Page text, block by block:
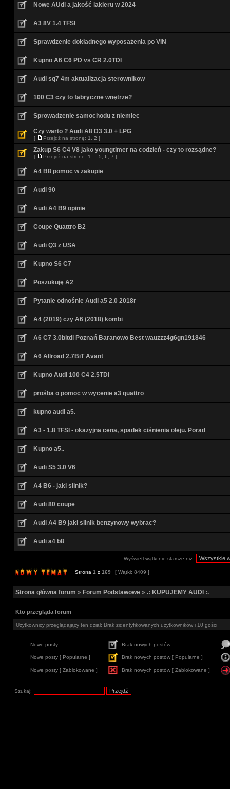
Nowe AUdi a jakość lakieru w 2024
A3 8V 1.4 TFSI
Sprawdzenie dokładnego wyposażenia po VIN
Kupno A6 C6 PD vs CR 2.0TDI
Audi sq7 4m aktualizacja sterownikow
100 C3 czy to fabryczne wnętrze?
Sprowadzenie samochodu z niemiec
Czy warto ? Audi A8 D3 3.0 + LPG
[ Przejdź na stronę: 1 2 ]
Zakup S6 C4 V8 jako youngtimer na codzień - czy to rozsądne?
[ Przejdź na stronę: 1 5 6 7 ]
A4 B8 pomoc w zakupie
Audi 90
Audi A4 B9 opinie
Coupe Quattro B2
Audi Q3 z USA
Kupno S6 C7
Poszukuję A2
Pytanie odnośnie Audi a5 2.0 2018r
A4 (2019) czy A6 (2018) kombi
A6 C7 3.0bitdi Poznań Baranowo Best wauzzz4g6gn191846
A6 Allroad 2.7BiT Avant
Kupno Audi 100 C4 2.5TDI
prośba o pomoc w wycenie a3 quattro
kupno audi a5.
A3 - 1.8 TFSI - okazyjna cena, spadek ciśnienia oleju. Porad
Kupno a5..
Audi S5 3.0 V6
A4 B6 - jaki silnik?
Audi 80 coupe
Audi A4 B9 jaki silnik benzynowy wybrac?
Audi a4 b8
Wyświetl wątki nie starsze niż:
Strona 1 z 169 [ Wątki: 8409 ]
Strona główna forum » Forum Podstawowe » .: KUPUJEMY AUDI :.
Kto przegląda forum
Użytkownicy przeglądający ten dział: Brak zidentyfikowanych użytkowników i 10 gości
Nowe posty Brak nowych postów
Nowe posty [ Popularne ] Brak nowych postów [ Popularne ]
Nowe posty [ Zablokowane ] Brak nowych postów [ Zablokowane ]
Szukaj: